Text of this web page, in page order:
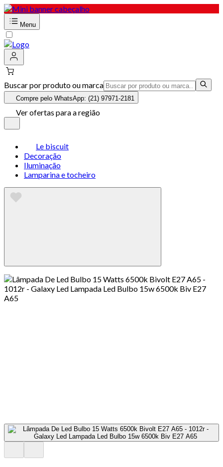
Menu
Buscar por produto ou marca
Compre pelo WhatsApp: (21) 97971-2181
Ver ofertas para a região
Le biscuit
Decoração
Iluminação
Lamparina e tocheiro